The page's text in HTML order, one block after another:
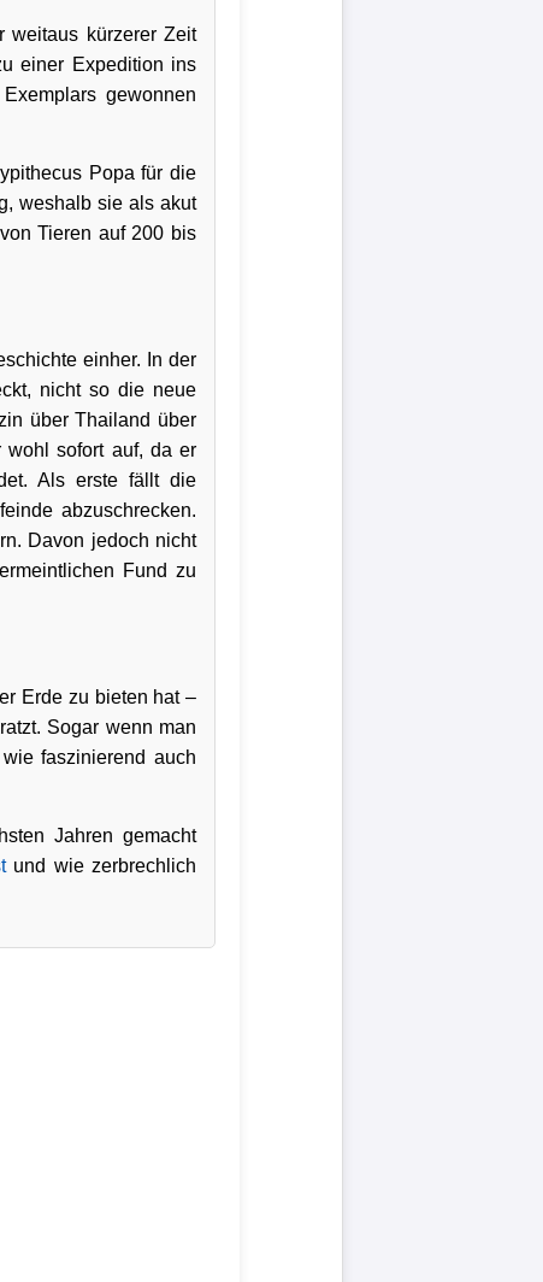
weitaus kürzerer Zeit
einer Expedition ins
gewonnen
Popa für die
weshalb sie als akut
Tieren auf 200 bis
einher. In der
nicht so die neue
über Thailand über
wohl sofort auf, da er
Als erste fällt die
abzuschrecken.
Davon jedoch nicht
Fund zu
Erde zu bieten hat –
Sogar wenn man
faszinierend auch
Jahren gemacht
und wie zerbrechlich